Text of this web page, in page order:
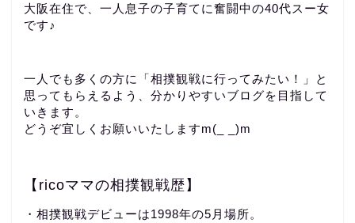
大阪在住で、一人息子の子育てに奮闘中の40代スー女
です♪
一人でも多くの方に「相撲観戦に行ってみたい！」と
思ってもらえるよう、分かりやすいブログを目指して
いきます。
どうぞ宜しくお願いいたしますm(_ _)m
【ricoママの相撲観戦歴】
・相撲観戦デビューは1998年の5月場所。